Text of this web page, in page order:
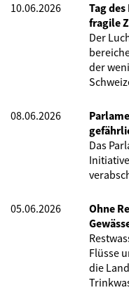
10.06.2026
Tag
fragile
Der
der
08.06.2026
Das
05.06.2026
Ohne
Flüsse
die